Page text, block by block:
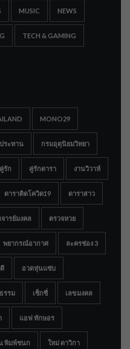
MUSIC NEWS
TECH & GAMING
MONO29
ระทาน กรมอุตุนิยมวิทยา
คู่รัก คู่รักดารา งานวิวาห์
ดาราติดโควิด19 ดาราสาว
ารย์มงคล ตรวจหวย
พยากรณ์อากาศ ละครช่อง 3
อวดหุ่นแซ่บ
รรม เซ็กซี่ เลขมงคล
แอฟ ทักษอร
พิมพ์ชนก ใหม่ ดาวิกา